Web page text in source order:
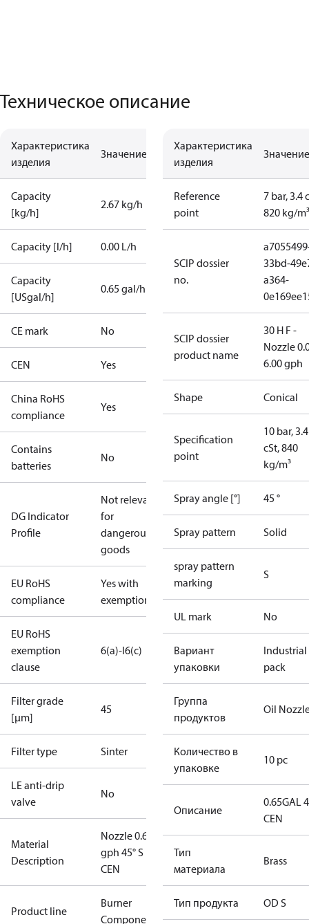
Техническое описание
Характеристика
изделия
Значение
Capacity
[kg/h]
2.67 kg/h
Capacity [l/h] 0.00 L/h
Capacity
[USgal/h]
0.65 gal/h
CE mark No
CEN Yes
China RoHS
compliance
Yes
Contains
batteries
No
DG Indicator
Profile
Not relevant
for
dangerous
goods
EU RoHS
compliance
Yes with
exemptions
EU RoHS
exemption
clause
6(a)-I6(c)
Filter grade
[µm]
45
Filter type Sinter
LE anti-drip
valve
No
Material
Description
Nozzle 0.65
gph 45° S
CEN
Product line
Burner
Components
Характеристика
изделия
Значение
Reference
point
7 bar, 3.4
820 kg/m³
SCIP dossier
no.
33bd-
a364-
SCIP dossier
product name
30 H F -
Nozzle
6.00 gph
Shape Conical
Specification
point
10 bar, 3.4
cSt, 840
kg/m³
Spray angle [°] 45 °
Spray pattern Solid
spray pattern
marking
S
UL mark No
Вариант
упаковки
Industrial
pack
Группа
продуктов
Oil
Количество в
упаковке
10 pc
Описание
0.65GAL
CEN
Тип
материала
Brass
Тип продукта OD S